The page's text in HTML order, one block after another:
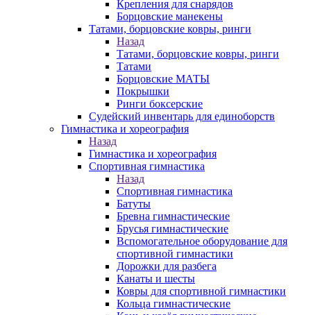
Крепления для снарядов
Борцовские манекены
Татами, борцовские ковры, ринги
Назад
Татами, борцовские ковры, ринги
Татами
Борцовские МАТЫ
Покрышки
Ринги боксерские
Судейский инвентарь для единоборств
Гимнастика и хореография
Назад
Гимнастика и хореография
Спортивная гимнастика
Назад
Спортивная гимнастика
Батуты
Бревна гимнастические
Брусья гимнастические
Вспомогательное оборудование для
спортивной гимнастики
Дорожки для разбега
Канаты и шесты
Ковры для спортивной гимнастики
Кольца гимнастические